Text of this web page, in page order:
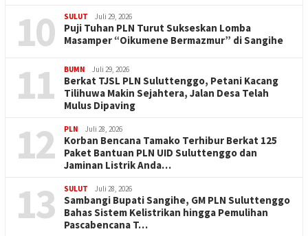
10 SULUT Juli 29, 2026
Puji Tuhan PLN Turut Sukseskan Lomba
Masamper “Oikumene Bermazmur” di Sangihe
11 BUMN Juli 29, 2026
Berkat TJSL PLN Suluttenggo, Petani Kacang
Tilihuwa Makin Sejahtera, Jalan Desa Telah
Mulus Dipaving
12 PLN Juli 28, 2026
Korban Bencana Tamako Terhibur Berkat 125
Paket Bantuan PLN UID Suluttenggo dan
Jaminan Listrik Anda…
13 SULUT Juli 28, 2026
Sambangi Bupati Sangihe, GM PLN Suluttenggo
Bahas Sistem Kelistrikan hingga Pemulihan
Pascabencana T…